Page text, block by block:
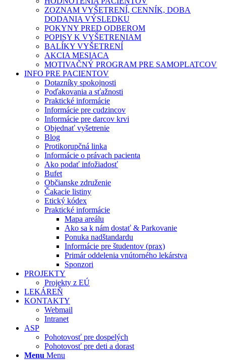
ZOZNAM VYŠETRENÍ, CENNÍK, DOBA
DODANIA VÝSLEDKU
POKYNY PRED ODBEROM
POPISY K VYŠETRENIAM
BALÍKY VYŠETRENÍ
AKCIA MESIACA
MOTIVAČNÝ PROGRAM PRE SAMOPLATCOV
INFO PRE PACIENTOV
Dotazníky spokojnosti
Poďakovania a sťažnosti
Praktické informácie
Informácie pre cudzincov
Informácie pre darcov krvi
Objednať vyšetrenie
Blog
Protikorupčná linka
Informácie o právach pacienta
Ako podať infožiadosť
Bufet
Občianske združenie
Čakacie listiny
Etický kódex
Praktické informácie
Mapa areálu
Ako sa k nám dostať & Parkovanie
Ponuka nadštandardu
Informácie pre študentov (prax)
Primár oddelenia vnútorného lekárstva
Sponzori
PROJEKTY
Projekty z EÚ
LEKÁREŇ
KONTAKTY
Webmail
Intranet
ASP
Pohotovosť pre dospelých
Pohotovosť pre deti a dorast
Menu Menu